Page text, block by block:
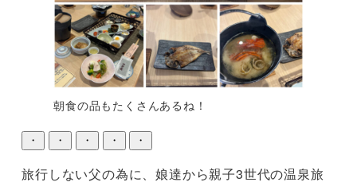
朝食の品もたくさんあるね！
・ ・ ・ ・ ・
旅行しない父の為に、娘達から親子3世代の温泉旅